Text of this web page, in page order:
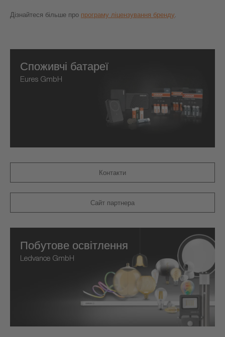
Дізнайтеся більше про програму ліцензування бренду
Споживчі батареї
Eures GmbH
Контакти
Сайт партнера
Побутове освітлення
Ledvance GmbH